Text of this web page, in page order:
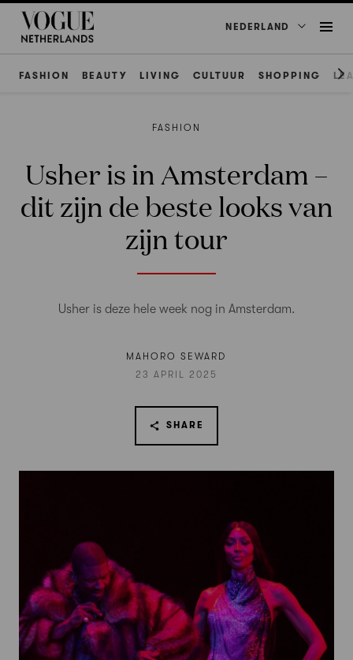
NEDERLAND
FASHION BEAUTY LIVING CULTUUR SHOPPING
FASHION
Usher is in Amsterdam –
dit zijn de beste looks van
zijn tour
Usher is deze hele week nog in Amsterdam.
MAHORO SEWARD
23 APRIL 2025
SHARE